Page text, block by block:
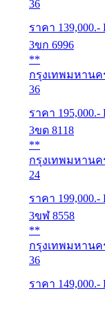
36
ราคา 139,000.-
3ขก 6996
**
กรุงเทพมหานค
36
ราคา 195,000.-
3ขด 8118
**
กรุงเทพมหานค
24
ราคา 199,000.-
3ขฬ 8558
**
กรุงเทพมหานค
36
ราคา 149,000.-